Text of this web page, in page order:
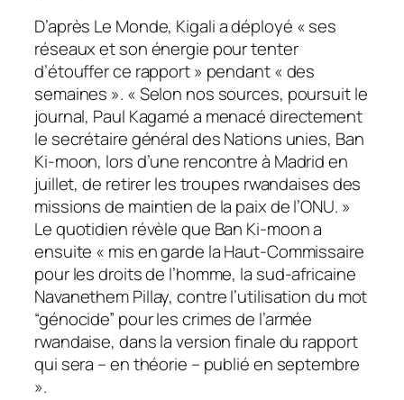
D’après Le Monde, Kigali a déployé « ses
réseaux et son énergie pour tenter
d’étouffer ce rapport » pendant « des
semaines ». « Selon nos sources, poursuit le
journal, Paul Kagamé a menacé directement
le secrétaire général des Nations unies, Ban
Ki-moon, lors d’une rencontre à Madrid en
juillet, de retirer les troupes rwandaises des
missions de maintien de la paix de l’ONU. »
Le quotidien révèle que Ban Ki-moon a
ensuite « mis en garde la Haut-Commissaire
pour les droits de l’homme, la sud-africaine
Navanethem Pillay, contre l’utilisation du mot
“génocide” pour les crimes de l’armée
rwandaise, dans la version finale du rapport
qui sera – en théorie – publié en septembre
».